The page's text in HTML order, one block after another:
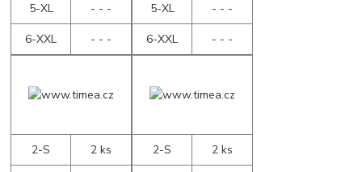
5-XL
- - -
6-XXL
- - -
5-XL
- - -
6-XXL
- - -
2-S
2 ks
2-S
2 ks